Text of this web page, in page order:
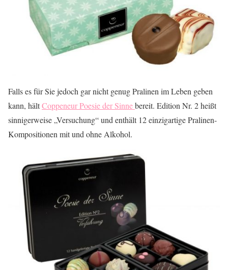
Falls es für Sie jedoch gar nicht genug Pralinen im Leben geben
kann, hältCoppeneur Poesie der Sinnebereit. Edition Nr. 2 heißt
sinnigerweise „Versuchung“ und enthält 12 einzigartige Pralinen-
Kompositionen mit und ohne Alkohol.